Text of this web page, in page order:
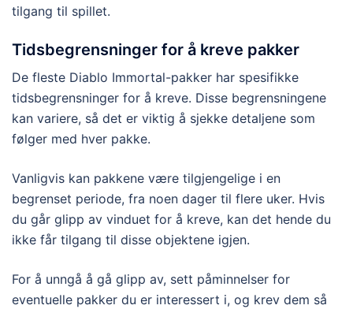
tilgang til spillet.
Tidsbegrensninger for å kreve pakker
De fleste Diablo Immortal-pakker har spesifikke
tidsbegrensninger for å kreve. Disse begrensningene
kan variere, så det er viktig å sjekke detaljene som
følger med hver pakke.
Vanligvis kan pakkene være tilgjengelige i en
begrenset periode, fra noen dager til flere uker. Hvis
du går glipp av vinduet for å kreve, kan det hende du
ikke får tilgang til disse objektene igjen.
For å unngå å gå glipp av, sett påminnelser for
eventuelle pakker du er interessert i, og krev dem så